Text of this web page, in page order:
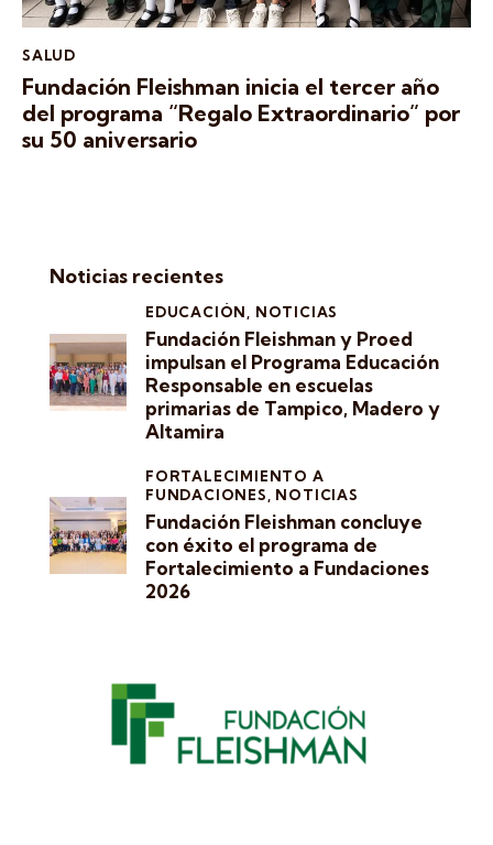
SALUD
Fundación Fleishman inicia el tercer año
del programa “Regalo Extraordinario” por
su 50 aniversario
Noticias recientes
EDUCACIÓN, NOTICIAS
Fundación Fleishman y Proed
impulsan el Programa Educación
Responsable en escuelas
primarias de Tampico, Madero y
Altamira
FORTALECIMIENTO A
FUNDACIONES, NOTICIAS
Fundación Fleishman concluye
con éxito el programa de
Fortalecimiento a Fundaciones
2026